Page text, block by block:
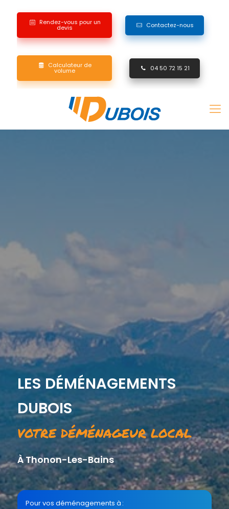
Rendez-vous pour un
devis Contactez-nous
Calculateur de
volume 04 50 72 15 21
LES DÉMÉNAGEMENTS
DUBOIS
VOTRE DÉMÉNAGEUR LOCAL
À Thonon-Les-Bains
Pour vos déménagements à :